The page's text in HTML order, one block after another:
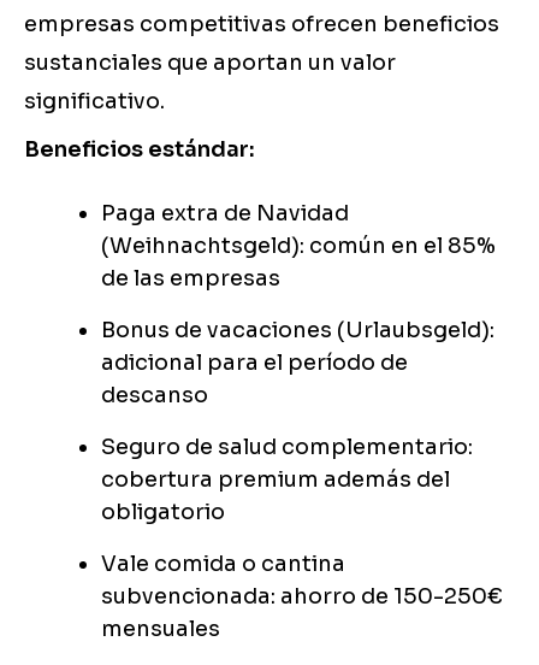
empresas competitivas ofrecen beneficios
sustanciales que aportan un valor
significativo.
Beneficios estándar:
Paga extra de Navidad
(Weihnachtsgeld): común en el 85%
de las empresas
Bonus de vacaciones (Urlaubsgeld):
adicional para el período de
descanso
Seguro de salud complementario:
cobertura premium además del
obligatorio
Vale comida o cantina
subvencionada: ahorro de 150-250€
mensuales